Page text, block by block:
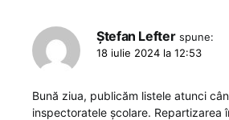
Ștefan Lefter spune:
18 iulie 2024 la 12:53
Bună ziua, publicăm listele atunci
inspectoratele școlare. Repartizarea